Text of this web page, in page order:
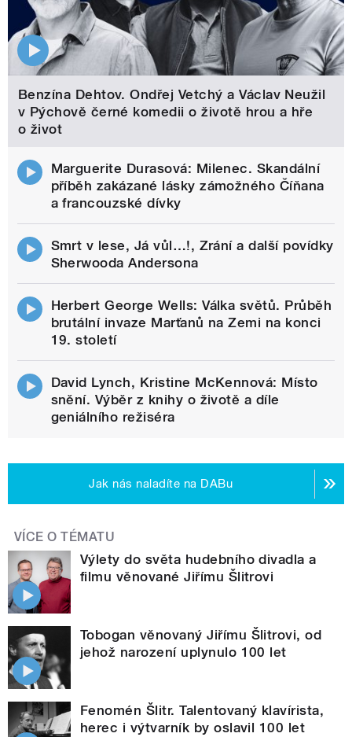
Benzína Dehtov. Ondřej Vetchý a Václav Neužil
v Pýchově černé komedii o životě hrou a hře
o život
Marguerite Durasová: Milenec. Skandální
příběh zakázané lásky zámožného Číňana
a francouzské dívky
Smrt v lese, Já vůl…!, Zrání a další povídky
Sherwooda Andersona
Herbert George Wells: Válka světů. Průběh
brutální invaze Marťanů na Zemi na konci
19. století
David Lynch, Kristine McKennová: Místo
snění. Výběr z knihy o životě a díle
geniálního režiséra
Jak nás naladíte na DABu
VÍCE O TÉMATU
Výlety do světa hudebního divadla a
filmu věnované Jiřímu Šlitrovi
Tobogan věnovaný Jiřímu Šlitrovi, od
jehož narození uplynulo 100 let
Fenomén Šlitr. Talentovaný klavírista,
herec i výtvarník by oslavil 100 let